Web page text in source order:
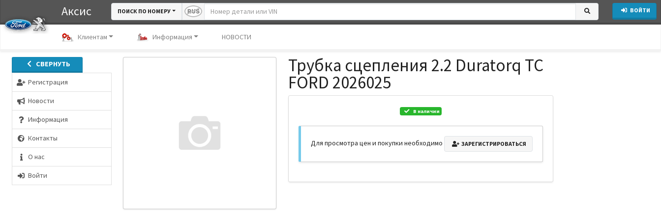
Аксис ПОИСК ПО НОМЕРУ ВОЙТИ
Клиентам Информация НОВОСТИ
СВЕРНУТЬ
Регистрация
Новости
Информация
Контакты
О нас
Войти
Трубка сцепления 2.2 Duratorq TC
FORD 2026025
В наличии
Для просмотра цен и покупки необходимо ЗАРЕГИСТРИРОВАТЬСЯ